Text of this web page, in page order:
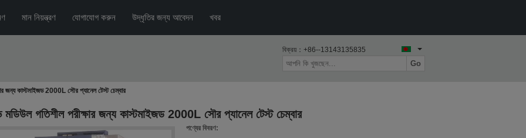
মান নিয়ন্ত্রণ যোগাযোগ করুন উদ্ধৃতির জন্য আবেদন খবর
বিক্রয়： +86--13143135835
Go
জন্য কাস্টমাইজড 2000L সৌর প্যানেল টেস্ট চেম্বার
মডিউল গতিশীল পরীক্ষার জন্য কাস্টমাইজড 2000L সৌর প্যানেল টেস্ট চেম্বার
পণ্যের বিবরণ: